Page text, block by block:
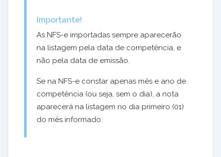
Importante!
As NFS-e importadas sempre aparecerão
na listagem pela data de competência, e
não pela data de emissão.
Se na NFS-e constar apenas mês e ano de
competência (ou seja, sem o dia), a nota
aparecerá na listagem no dia primeiro (01)
do mês informado.